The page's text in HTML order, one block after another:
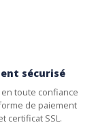
sécurisé
toute confiance
de paiement
certificat SSL.